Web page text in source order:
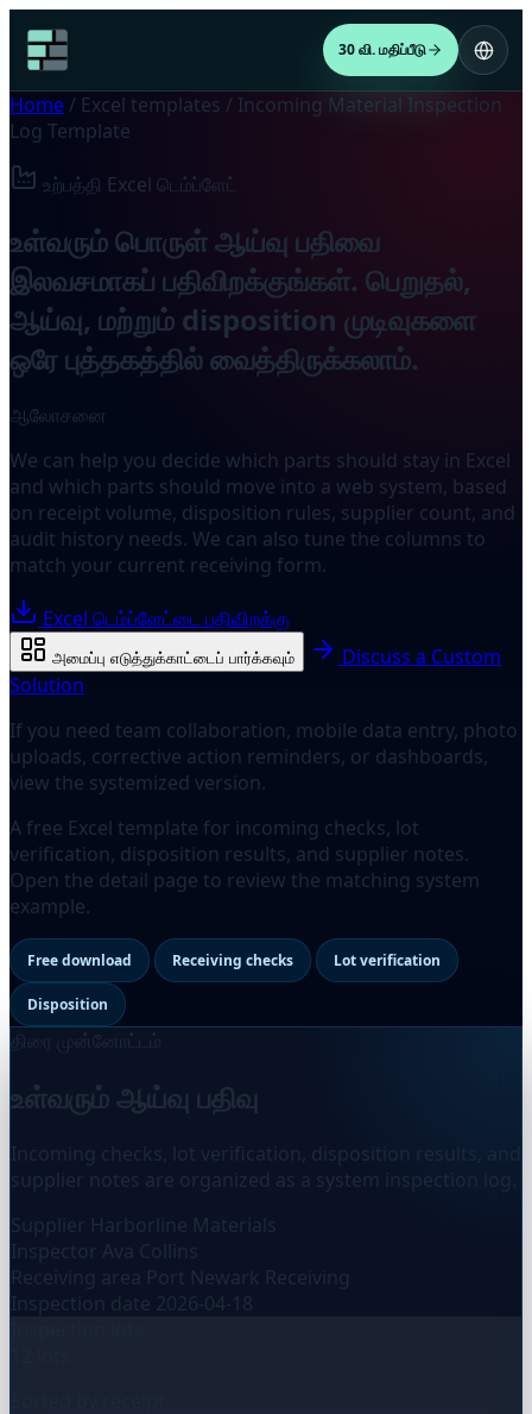
30 வி. மதிப்பீடு
Home / Excel templates / Incoming Material Inspection
Log Template
உற்பத்தி Excel டெம்ப்ளேட்
உள்வரும் பொருள் ஆய்வு பதிவை
இலவசமாகப் பதிவிறக்குங்கள். பெறுதல்,
ஆய்வு, மற்றும் disposition முடிவுகளை
ஒரே புத்தகத்தில் வைத்திருக்கலாம்.
ஆலோசனை
We can help you decide which parts should stay in Excel
and which parts should move into a web system, based
on receipt volume, disposition rules, supplier count, and
audit history needs. We can also tune the columns to
match your current receiving form.
Excel டெம்ப்ளேட்டை பதிவிறக்கு
அமைப்பு எடுத்துக்காட்டைப் பார்க்கவும்
Discuss a Custom
Solution
If you need team collaboration, mobile data entry, photo
uploads, corrective action reminders, or dashboards,
view the systemized version.
A free Excel template for incoming checks, lot
verification, disposition results, and supplier notes.
Open the detail page to review the matching system
example.
Free download Receiving checks Lot verification
Disposition
திரை முன்னோட்டம்
உள்வரும் ஆய்வு பதிவு
Incoming checks, lot verification, disposition results, and
supplier notes are organized as a system inspection log.
Supplier Harborline Materials
Inspector Ava Collins
Receiving area Port Newark Receiving
Inspection date 2026-04-18